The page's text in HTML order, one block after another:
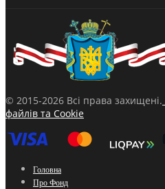
© 2015-2026 Всі права захищені.
файлів та Cookie
Головна
Про Фонд